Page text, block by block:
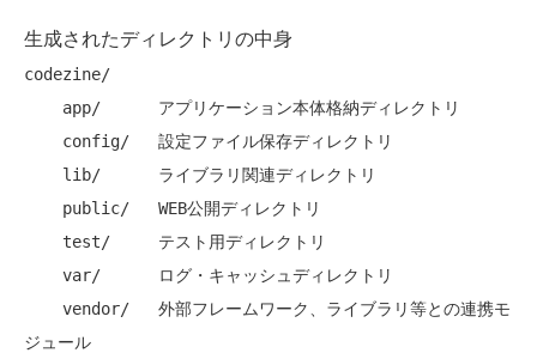
生成されたディレクトリの中身
codezine/
ジュール